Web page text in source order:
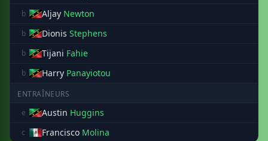
b Aljay Newton
b Dionis Stephens
b Tijani Fahie
b Harry Panayiotou
ENTRAÎNEURS
e
Austin Huggins
c Francisco Molina